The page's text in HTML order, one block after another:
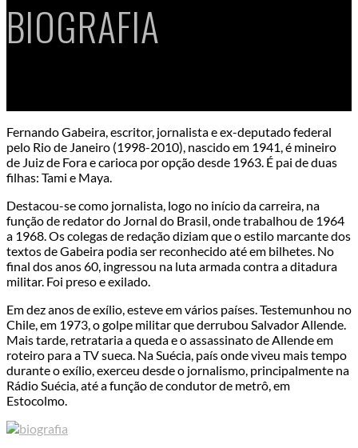
BIOGRAFIA
Fernando Gabeira, escritor, jornalista e ex-deputado federal
pelo Rio de Janeiro (1998-2010), nascido em 1941, é mineiro
de Juiz de Fora e carioca por opção desde 1963. É pai de duas
filhas: Tami e Maya.
Destacou-se como jornalista, logo no início da carreira, na
função de redator do Jornal do Brasil, onde trabalhou de 1964
a 1968. Os colegas de redação diziam que o estilo marcante dos
textos de Gabeira podia ser reconhecido até em bilhetes. No
final dos anos 60, ingressou na luta armada contra a ditadura
militar. Foi preso e exilado.
Em dez anos de exílio, esteve em vários países. Testemunhou no
Chile, em 1973, o golpe militar que derrubou Salvador Allende.
Mais tarde, retrataria a queda e o assassinato de Allende em
roteiro para a TV sueca. Na Suécia, país onde viveu mais tempo
durante o exílio, exerceu desde o jornalismo, principalmente na
Rádio Suécia, até a função de condutor de metrô, em
Estocolmo.